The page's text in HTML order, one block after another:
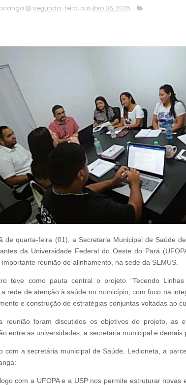
segunda-feira, outubro 06, 2025
de quarta-feira (01), a Secretaria Municipal de Saúde
da Universidade Federal do Oeste do Pará
reunião de alinhamento, na sede da SEMUS.
teve como pauta central o projeto “Tecendo
rede de atenção à saúde no município, com foco na
e construção de estratégias conjuntas voltadas ao
reunião foram discutidos os objetivos do projeto, as
entre as universidades, a secretaria municipal e demais
com a secretária municipal de Saúde, Ledioneta, a
com a UFOPA e a USP nos permite estruturar